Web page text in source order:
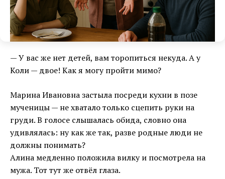
— У вас же нет детей, вам торопиться некуда. А у
Коли — двое! Как я могу пройти мимо?
Марина Ивановна застыла посреди кухни в позе
мученицы — не хватало только сцепить руки на
груди. В голосе слышалась обида, словно она
удивлялась: ну как же так, разве родные люди не
должны понимать?
Алина медленно положила вилку и посмотрела на
мужа. Тот тут же отвёл глаза.